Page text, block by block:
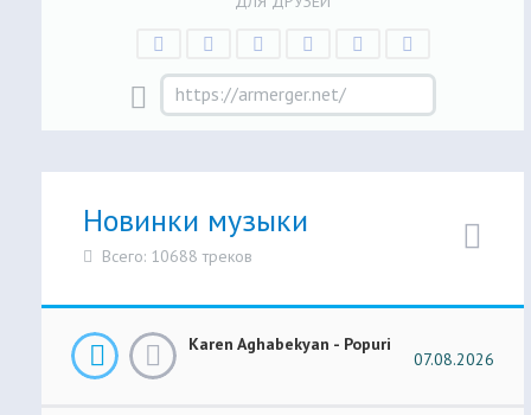
Новинки музыки
Всего: 10688 треков
Karen Aghabekyan - Popuri
07.08.2026